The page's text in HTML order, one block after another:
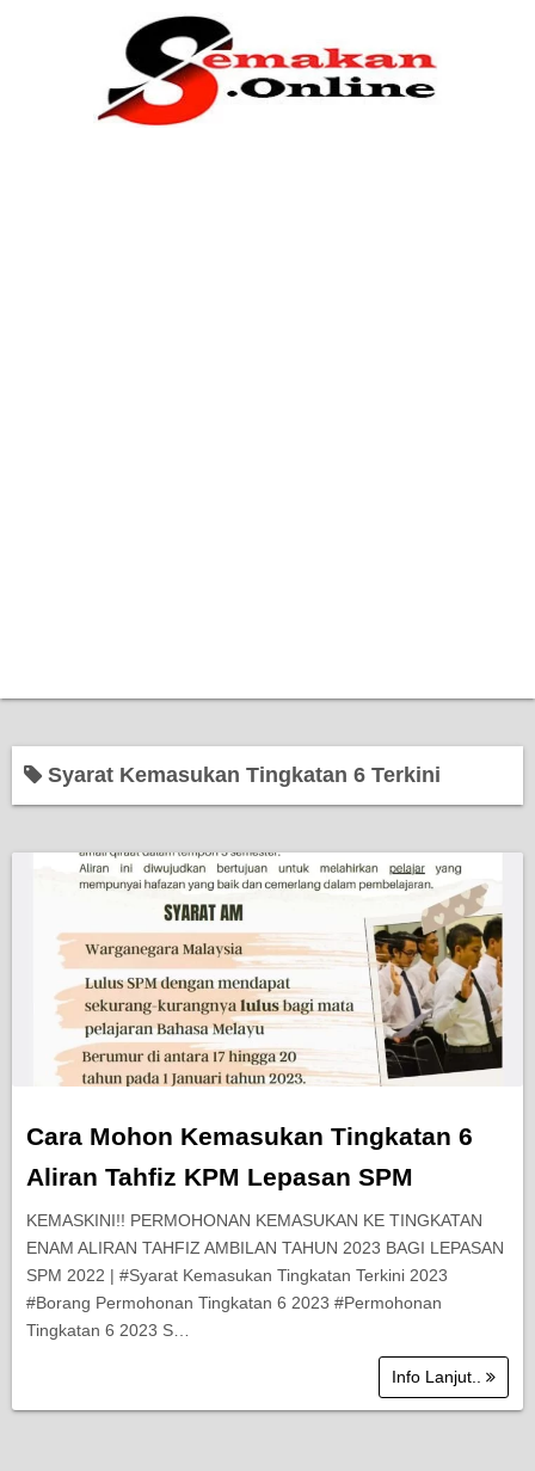
Syarat Kemasukan Tingkatan 6 Terkini
Cara Mohon Kemasukan Tingkatan 6
Aliran Tahfiz KPM Lepasan SPM
KEMASKINI!! PERMOHONAN KEMASUKAN KE TINGKATAN
ENAM ALIRAN TAHFIZ AMBILAN TAHUN 2023 BAGI LEPASAN
SPM 2022 | #Syarat Kemasukan Tingkatan Terkini 2023
#Borang Permohonan Tingkatan 6 2023 #Permohonan
Tingkatan 6 2023 S…
Info Lanjut..